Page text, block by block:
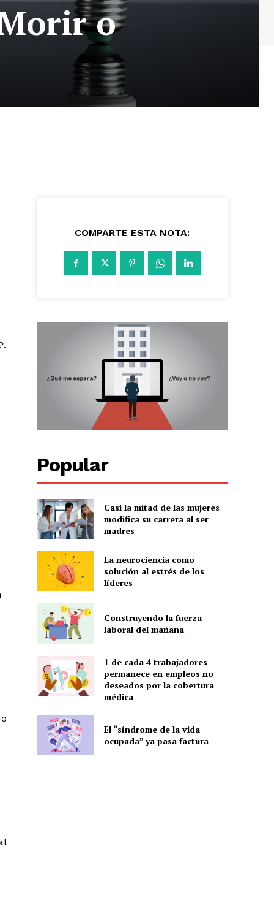
o
COMPARTE ESTA NOTA:
Popular
Casi la mitad de las mujeres
modifica su carrera al ser
madres
La neurociencia como
solución al estrés de los
líderes
Construyendo la fuerza
laboral del mañana
1 de cada 4 trabajadores
permanece en empleos no
deseados por la cobertura
médica
El “síndrome de la vida
ocupada” ya pasa factura